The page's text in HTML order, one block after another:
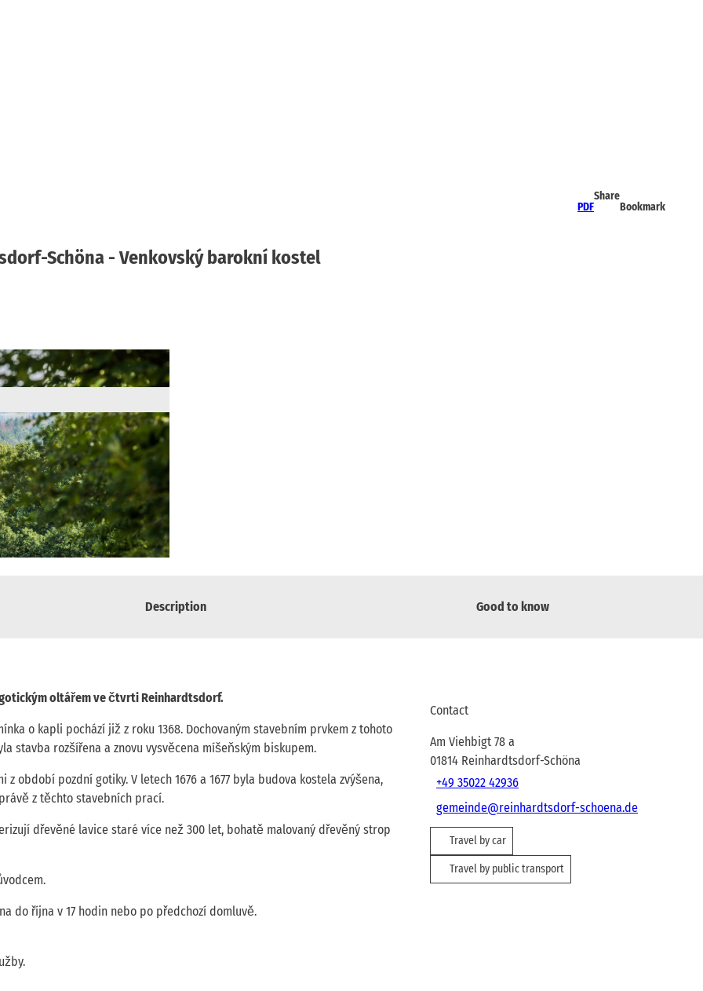
PDF
Share
Bookmark
Schöna - Venkovský barokní kostel
Description Good to know
oltářem ve čtvrti Reinhardtsdorf.
o kapli pochází již z roku 1368. Dochovaným stavebním prvkem z tohoto
stavba rozšířena a znovu vysvěcena míšeňským biskupem.
období pozdní gotiky. V letech 1676 a 1677 byla budova kostela zvýšena,
z těchto stavebních prací.
dřevěné lavice staré více než 300 let, bohatě malovaný dřevěný strop
do října v 17 hodin nebo po předchozí domluvě.
Contact
Am Viehbigt 78 a
01814 Reinhardtsdorf-Schöna
+49 35022 42936
gemeinde@reinhardtsdorf-schoena.de
Travel by car
Travel by public transport